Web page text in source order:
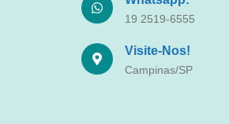
19 2519-6555
Visite-Nos!
Campinas/SP